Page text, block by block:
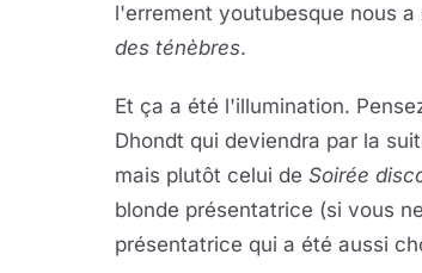
l'errement youtubesque nous
des ténèbres.
Et ça a été l'illumination.
Dhondt qui deviendra par la
mais plutôt celui de Soirée
blonde présentatrice (si vous
présentatrice qui a été aussi